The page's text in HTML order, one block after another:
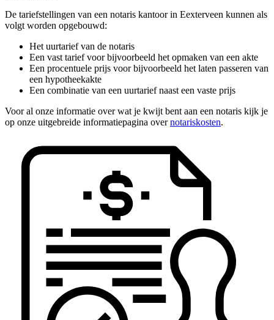
De tariefstellingen van een notaris kantoor in Eexterveen kunnen als
volgt worden opgebouwd:
Het uurtarief van de notaris
Een vast tarief voor bijvoorbeeld het opmaken van een akte
Een procentuele prijs voor bijvoorbeeld het laten passeren van
een hypotheekakte
Een combinatie van een uurtarief naast een vaste prijs
Voor al onze informatie over wat je kwijt bent aan een notaris kijk je
op onze uitgebreide informatiepagina overnotariskosten.